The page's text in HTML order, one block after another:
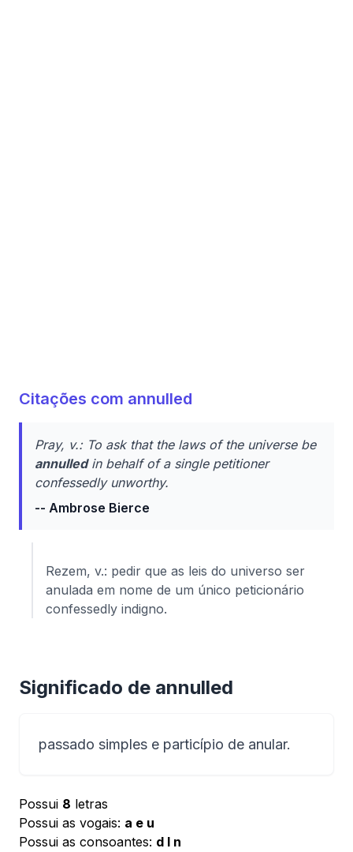
Citações com annulled
Pray, v.: To ask that the laws of the universe be
annulledin behalf of a single petitioner
confessedly unworthy.
-- Ambrose Bierce
Rezem, v.: pedir que as leis do universo ser
anulada em nome de um único peticionário
confessedly indigno.
Significado de annulled
passado simples e particípio de anular.
Possui 8 letras
Possui as vogais: a e u
Possui as consoantes: d l n